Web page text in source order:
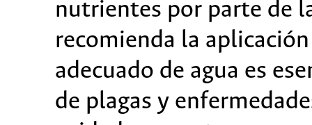
nutrientes por parte de
recomienda la
adecuado de agua es
de plagas y